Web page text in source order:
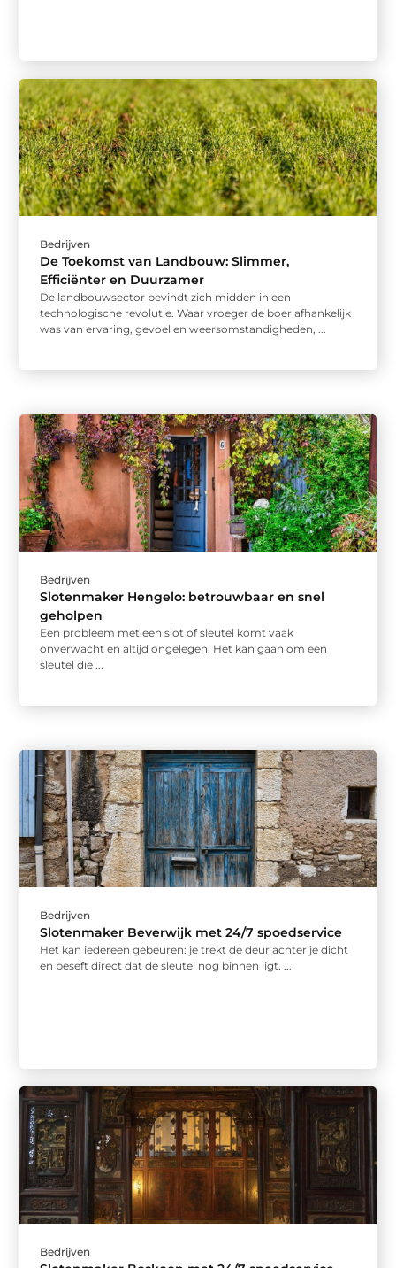
Bedrijven
De Toekomst van Landbouw: Slimmer,
Efficiënter en Duurzamer
De landbouwsector bevindt zich midden in een
technologische revolutie. Waar vroeger de boer afhankelijk
was van ervaring, gevoel en weersomstandigheden, ...
Bedrijven
Slotenmaker Hengelo: betrouwbaar en snel
geholpen
Een probleem met een slot of sleutel komt vaak
onverwacht en altijd ongelegen. Het kan gaan om een
sleutel die ...
Bedrijven
Slotenmaker Beverwijk met 24/7 spoedservice
Het kan iedereen gebeuren: je trekt de deur achter je dicht
en beseft direct dat de sleutel nog binnen ligt. ...
Bedrijven